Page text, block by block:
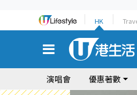
HK
演唱會 優惠著數